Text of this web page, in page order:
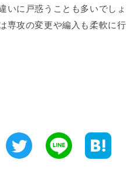
いに戸惑うことも多いでしょ
専攻の変更や編入も柔軟に行